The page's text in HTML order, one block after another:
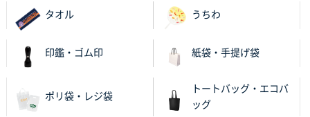
タオル うちわ
印鑑・ゴム印 紙袋・手提げ袋
ポリ袋・レジ袋
トートバッグ・エコバ
ッグ